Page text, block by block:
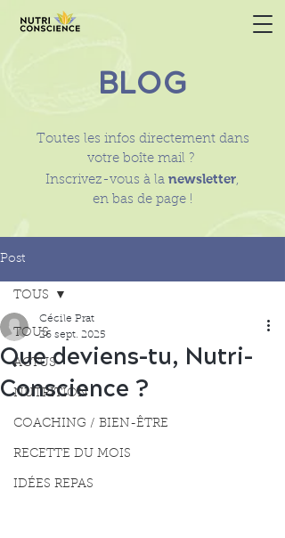
BLOG
Toutes les infos directement dans
votre boîte mail ?
Inscrivez-vous à la newsletter,
en bas de page !
Post
TOUS
ACTUS
NUTRITION
COACHING / BIEN-ÊTRE
RECETTE DU MOIS
IDÉES REPAS
TOUS
Que deviens-tu, Nutri-
Conscience ?
Cécile Prat
26 sept. 2025